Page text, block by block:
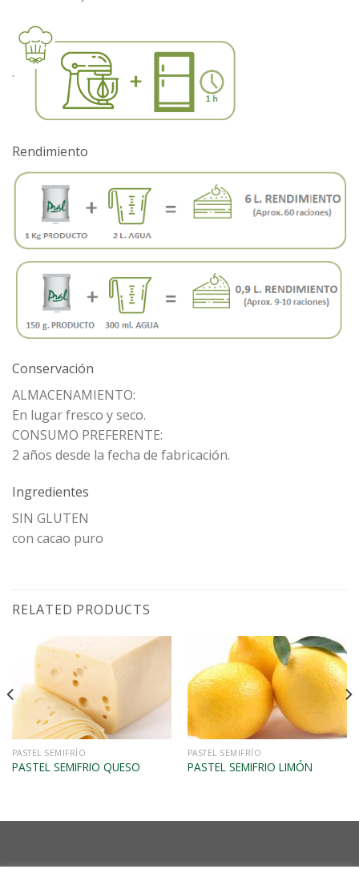
.
Rendimiento
Conservación
ALMACENAMIENTO:
En lugar fresco y seco.
CONSUMO PREFERENTE:
2 años desde la fecha de fabricación.
Ingredientes
SIN GLUTEN
con cacao puro
RELATED PRODUCTS
VISTA RÁPIDA
PASTEL SEMIFRÍO
PASTEL SEMIFRIO QUESO
VISTA RÁPIDA
PASTEL SEMIFRÍO
PASTEL SEMIFRIO LIMÓN